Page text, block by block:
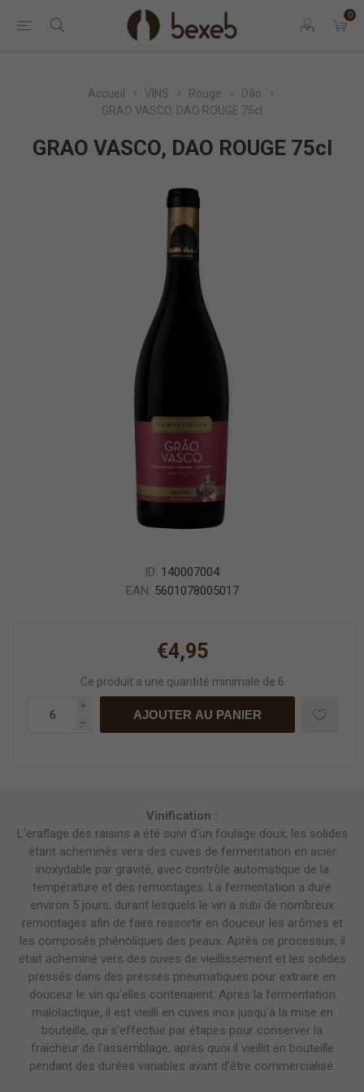
0
Accueil VINS Rouge
Dão
GRAO VASCO, DAO ROUGE 75cl
GRAO VASCO, DAO ROUGE 75cl
ID: 140007004
EAN: 5601078005017
€4,95
Ce produit a une quantité minimale de 6
i
h
AJOUTER AU PANIER
Vinification :
L'éraflage des raisins a été suivi d'un foulage doux, les solides
étant acheminés vers des cuves de fermentation en acier
inoxydable par gravité, avec contrôle automatique de la
température et des remontages. La fermentation a duré
environ 5 jours, durant lesquels le vin a subi de nombreux
remontages afin de faire ressortir en douceur les arômes et
les composés phénoliques des peaux. Après ce processus, il
était acheminé vers des cuves de vieillissement et les solides
pressés dans des presses pneumatiques pour extraire en
douceur le vin qu'elles contenaient. Après la fermentation
malolactique, il est vieilli en cuves inox jusqu'à la mise en
bouteille, qui s'effectue par étapes pour conserver la
fraîcheur de l'assemblage, après quoi il vieillit en bouteille
pendant des durées variables avant d'être commercialisé.